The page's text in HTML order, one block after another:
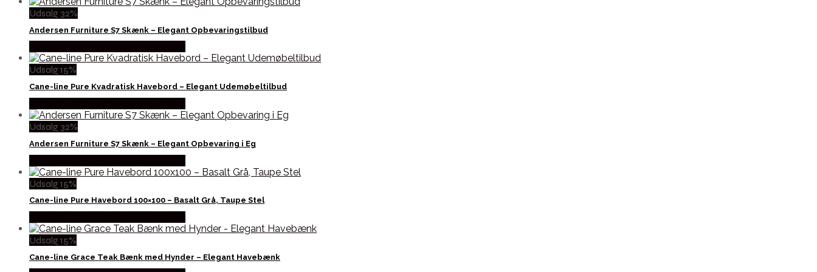
Udsalg 32%
Andersen Furniture S7 Skænk – Elegant Opbevaringstilbud
Udsalg 15%
Cane-line Pure Kvadratisk Havebord – Elegant Udemøbeltilbud
Udsalg 32%
Andersen Furniture S7 Skænk – Elegant Opbevaring i Eg
Udsalg 15%
Cane-line Pure Havebord 100×100 – Basalt Grå, Taupe Stel
Udsalg 15%
Cane-line Grace Teak Bænk med Hynder – Elegant Havebænk